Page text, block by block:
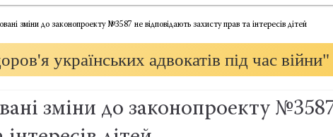
зміни до законопроекту №3587 не відповідають захисту прав та інтересів дітей
українських адвокатів під час війни"
зміни до законопроекту